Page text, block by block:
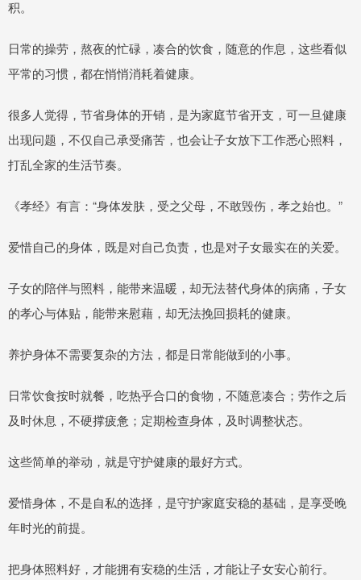
积。
日常的操劳，熬夜的忙碌，凑合的饮食，随意的作息，这些看似
平常的习惯，都在悄悄消耗着健康。
很多人觉得，节省身体的开销，是为家庭节省开支，可一旦健康
出现问题，不仅自己承受痛苦，也会让子女放下工作悉心照料，
打乱全家的生活节奏。
《孝经》有言：“身体发肤，受之父母，不敢毁伤，孝之始也。”
爱惜自己的身体，既是对自己负责，也是对子女最实在的关爱。
子女的陪伴与照料，能带来温暖，却无法替代身体的病痛，子女
的孝心与体贴，能带来慰藉，却无法挽回损耗的健康。
养护身体不需要复杂的方法，都是日常能做到的小事。
日常饮食按时就餐，吃热乎合口的食物，不随意凑合；劳作之后
及时休息，不硬撑疲惫；定期检查身体，及时调整状态。
这些简单的举动，就是守护健康的最好方式。
爱惜身体，不是自私的选择，是守护家庭安稳的基础，是享受晚
年时光的前提。
把身体照料好，才能拥有安稳的生活，才能让子女安心前行。